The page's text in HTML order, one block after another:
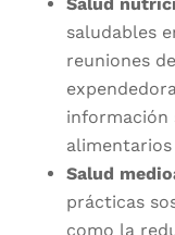
saludables
reuniones
información
Salud
prácticas
como la